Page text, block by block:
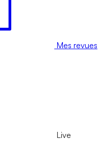
Mes revues
Live